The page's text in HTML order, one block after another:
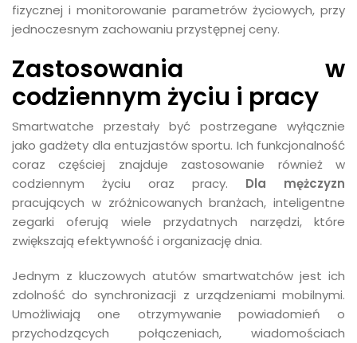
fizycznej i monitorowanie parametrów życiowych, przy
jednoczesnym zachowaniu przystępnej ceny.
Zastosowania w
codziennym życiu i pracy
Smartwatche przestały być postrzegane wyłącznie
jako gadżety dla entuzjastów sportu. Ich funkcjonalność
coraz częściej znajduje zastosowanie również w
codziennym życiu oraz pracy. Dla mężczyzn
pracujących w zróżnicowanych branżach, inteligentne
zegarki oferują wiele przydatnych narzędzi, które
zwiększają efektywność i organizację dnia.
Jednym z kluczowych atutów smartwatchów jest ich
zdolność do synchronizacji z urządzeniami mobilnymi.
Umożliwiają one otrzymywanie powiadomień o
przychodzących połączeniach, wiadomościach